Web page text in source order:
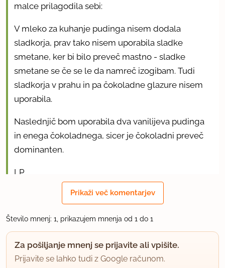
malce prilagodila sebi:
V mleko za kuhanje pudinga nisem dodala
sladkorja, prav tako nisem uporabila sladke
smetane, ker bi bilo preveč mastno - sladke
smetane se če se le da namreč izogibam. Tudi
sladkorja v prahu in pa čokoladne glazure nisem
uporabila.
Naslednjič bom uporabila dva vanilijeva pudinga
in enega čokoladnega, sicer je čokoladni preveč
dominanten.
LP
Prikaži več komentarjev
Število mnenj: 1, prikazujem mnenja od 1 do 1
Za pošiljanje mnenj se prijavite ali vpišite.
Prijavite se lahko tudi z Google računom.